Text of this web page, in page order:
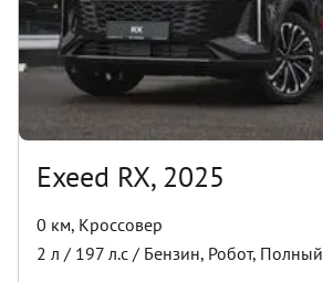
Exeed RX, 2025
0 км, Кроссовер
2 л / 197 л.с / Бензин, Робот, Полный